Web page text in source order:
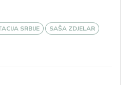
SRBIJE
SAŠA ZDJELAR